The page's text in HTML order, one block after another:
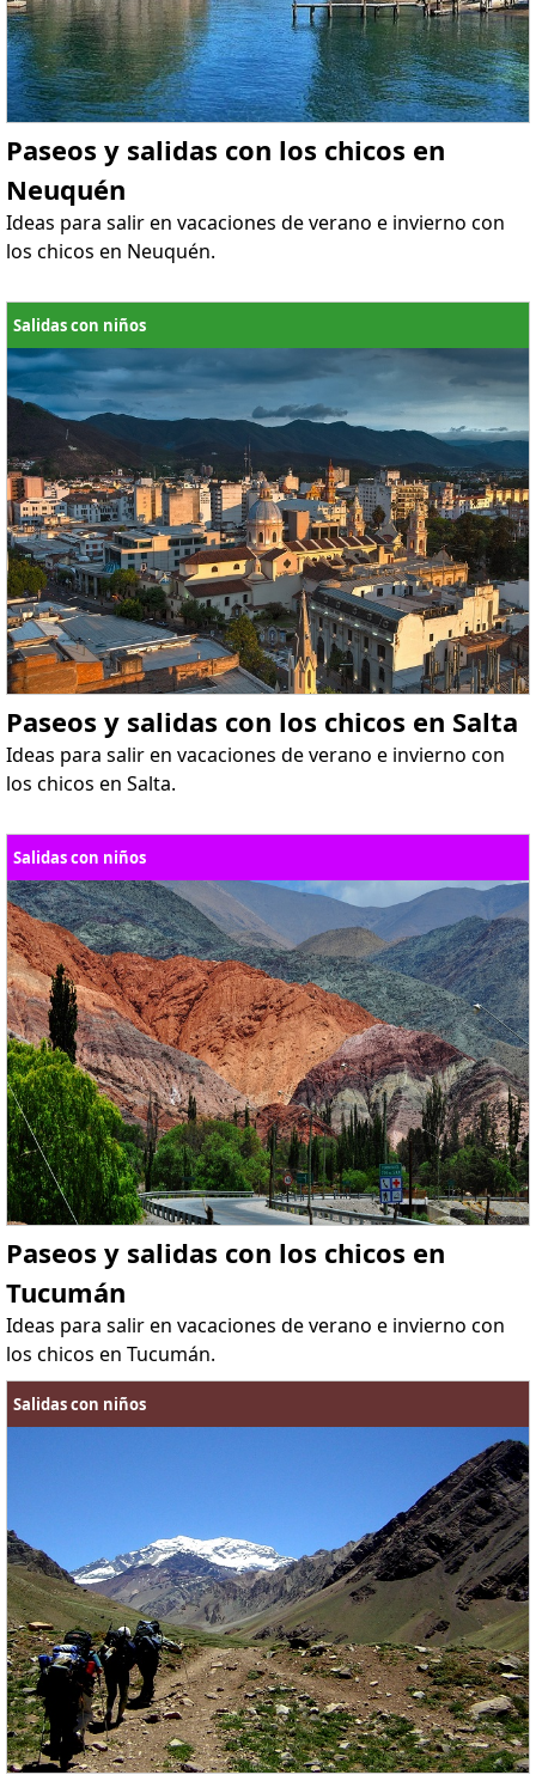
Paseos y salidas con los chicos en
Neuquén
Ideas para salir en vacaciones de verano e invierno con
los chicos en Neuquén.
Salidas con niños
Paseos y salidas con los chicos en Salta
Ideas para salir en vacaciones de verano e invierno con
los chicos en Salta.
Salidas con niños
Paseos y salidas con los chicos en
Tucumán
Ideas para salir en vacaciones de verano e invierno con
los chicos en Tucumán.
Salidas con niños